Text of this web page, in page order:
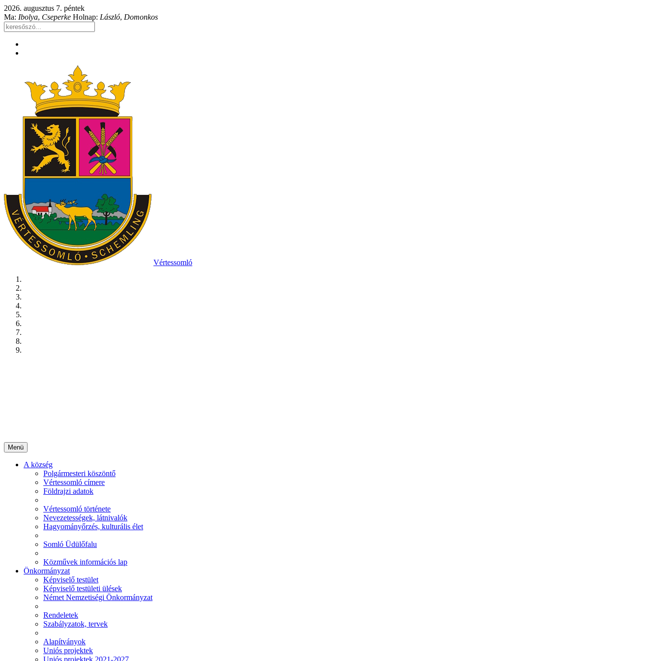
2026. augusztus 7. péntek
Ma: Ibolya, Cseperke Holnap: László, Domonkos
Vértessomló
Menü
A község
Polgármesteri köszöntő
Vértessomló címere
Földrajzi adatok
Vértessomló története
Nevezetességek, látnivalók
Hagyományőrzés, kulturális élet
Somló Üdülőfalu
Közművek információs lap
Önkormányzat
Képviselő testület
Képviselő testületi ülések
Német Nemzetiségi Önkormányzat
Rendeletek
Szabályzatok, tervek
Alapítványok
Uniós projektek
Uniós projektek 2021-2027